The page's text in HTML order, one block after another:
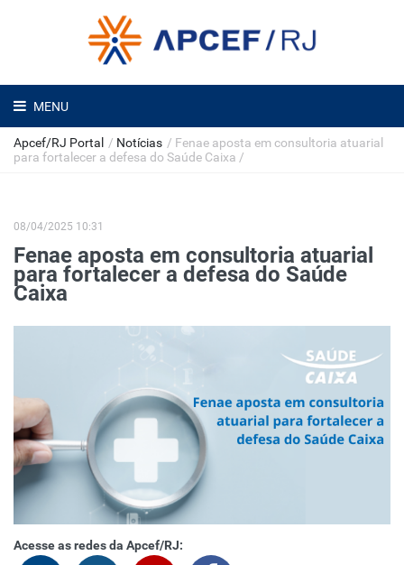
MENU
Apcef/RJ Portal / Notícias / Fenae aposta em consultoria atuarial
para fortalecer a defesa do Saúde Caixa /
08/04/2025 10:31
Fenae aposta em consultoria atuarial
para fortalecer a defesa do Saúde
Caixa
Acesse as redes da Apcef/RJ: